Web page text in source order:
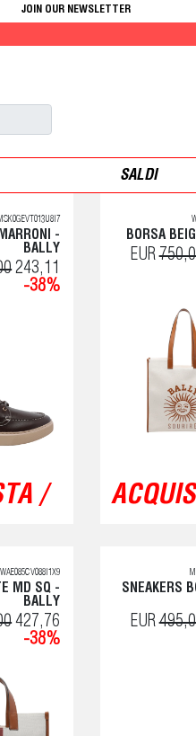
JOIN OUR NEWSLETTER
SALDI
-
BALLY
243,11
-38%
/
BORSA
EUR
WAE085CV088I1X9
MD SQ -
BALLY
427,76
-38%
SNEAKERS
EUR